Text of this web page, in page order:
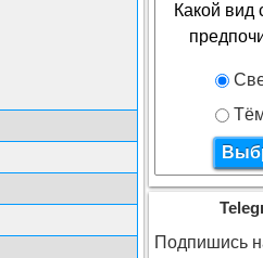
Какой вид
Подпишись